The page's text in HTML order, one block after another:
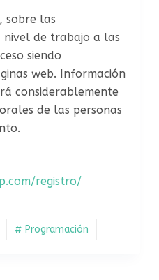
sobre las
nivel de trabajo a las
siendo
web. Información
considerablemente
de las personas
registro/
# Programación